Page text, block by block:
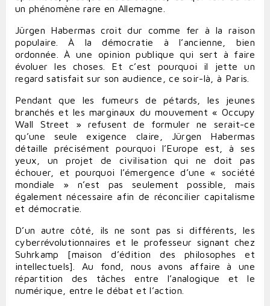
un phénomène rare en Allemagne.
Jürgen Habermas croit dur comme fer à la raison
populaire. À la démocratie à l’ancienne, bien
ordonnée. À une opinion publique qui sert à faire
évoluer les choses. Et c’est pourquoi il jette un
regard satisfait sur son audience, ce soir-là, à Paris.
Pendant que les fumeurs de pétards, les jeunes
branchés et les marginaux du mouvement « Occupy
Wall Street » refusent de formuler ne serait-ce
qu’une seule exigence claire, Jürgen Habermas
détaille précisément pourquoi l’Europe est, à ses
yeux, un projet de civilisation qui ne doit pas
échouer, et pourquoi l’émergence d’une « société
mondiale » n’est pas seulement possible, mais
également nécessaire afin de réconcilier capitalisme
et démocratie.
D’un autre côté, ils ne sont pas si différents, les
cyberrévolutionnaires et le professeur signant chez
Suhrkamp [maison d’édition des philosophes et
intellectuels]. Au fond, nous avons affaire à une
répartition des tâches entre l’analogique et le
numérique, entre le débat et l’action.